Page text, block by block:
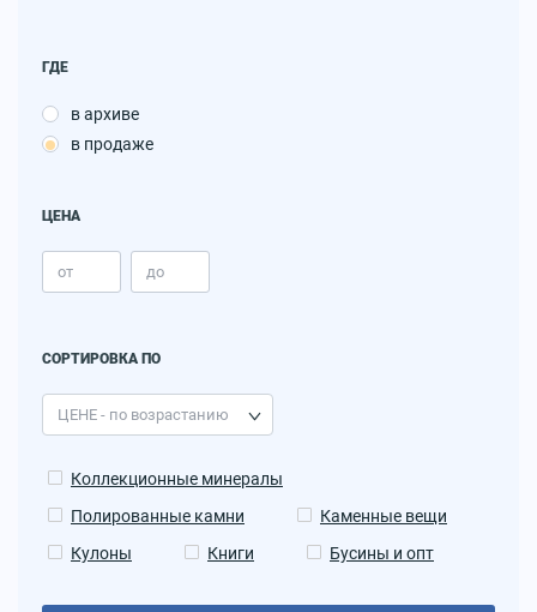
ГДЕ
в архиве
в продаже
ЦЕНА
СОРТИРОВКА ПО
Коллекционные минералы
Полированные камни
Каменные вещи
Кулоны
Книги Бусины и опт